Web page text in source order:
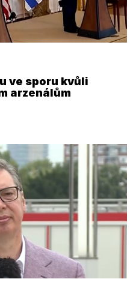
ve sporu kvůli
arzenálům